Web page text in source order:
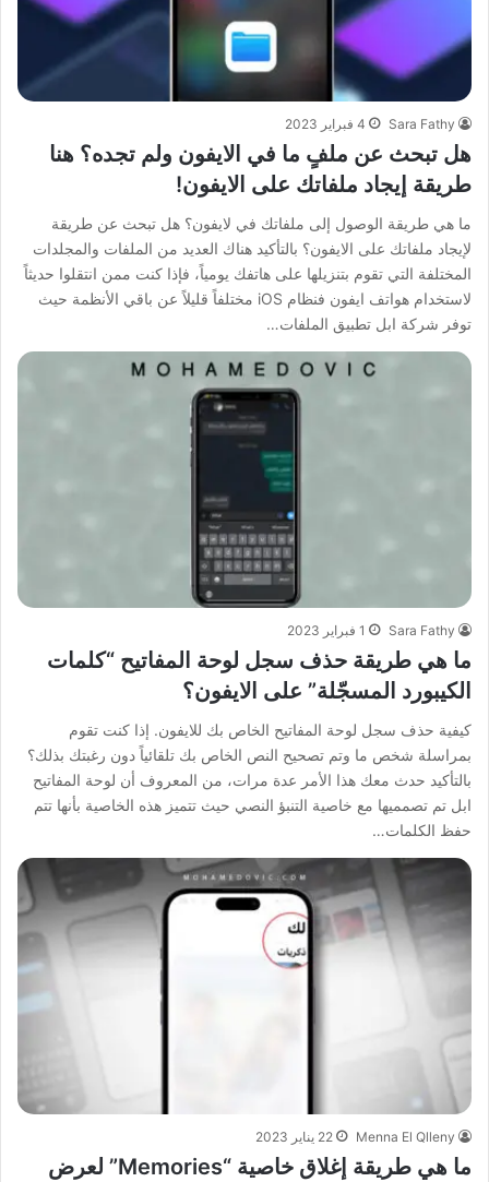
Sara Fathy 4 فبراير 2023
هل تبحث عن ملفٍ ما في الايفون ولم تجده؟ هنا
طريقة إيجاد ملفاتك على الايفون!
ما هي طريقة الوصول إلى ملفاتك في لايفون؟ هل تبحث عن طريقة
لإيجاد ملفاتك على الايفون؟ بالتأكيد هناك العديد من الملفات والمجلدات
المختلفة التي تقوم بتنزيلها على هاتفك يومياً، فإذا كنت ممن انتقلوا حديثاً
لاستخدام هواتف ايفون فنظام iOS مختلفاً قليلاً عن باقي الأنظمة حيث
توفر شركة ابل تطبيق الملفات…
Sara Fathy 1 فبراير 2023
ما هي طريقة حذف سجل لوحة المفاتيح “كلمات
الكيبورد المسجّلة” على الايفون؟
كيفية حذف سجل لوحة المفاتيح الخاص بك للايفون. إذا كنت تقوم
بمراسلة شخص ما وتم تصحيح النص الخاص بك تلقائياً دون رغبتك بذلك؟
بالتأكيد حدث معك هذا الأمر عدة مرات، من المعروف أن لوحة المفاتيح
ابل تم تصمميها مع خاصية التنبؤ النصي حيث تتميز هذه الخاصية بأنها تتم
حفظ الكلمات…
Menna El Qlleny 22 يناير 2023
ما هي طريقة إغلاق خاصية “Memories” لعرض